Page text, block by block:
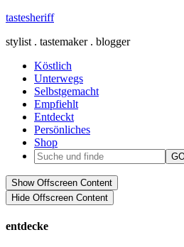
tastesheriff
stylist . tastemaker . blogger
Köstlich
Unterwegs
Selbstgemacht
Empfiehlt
Entdeckt
Persönliches
Shop
Show Offscreen Content
Hide Offscreen Content
entdecke